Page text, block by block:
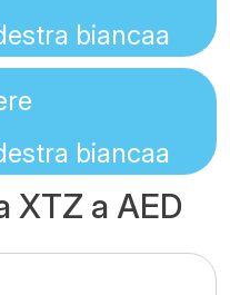
XTZ a AED